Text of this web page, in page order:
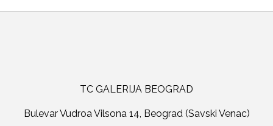
TC GALERIJA BEOGRAD
Bulevar Vudroa Vilsona 14, Beograd (Savski Venac)